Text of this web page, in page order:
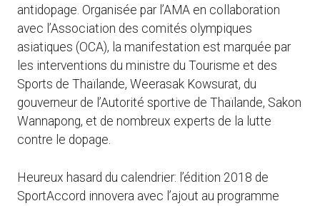
antidopage. Organisée par l’AMA en collaboration
avec l’Association des comités olympiques
asiatiques (OCA), la manifestation est marquée par
les interventions du ministre du Tourisme et des
Sports de Thaïlande, Weerasak Kowsurat, du
gouverneur de l’Autorité sportive de Thaïlande, Sakon
Wannapong, et de nombreux experts de la lutte
contre le dopage.
Heureux hasard du calendrier: l’édition 2018 de
SportAccord innovera avec l’ajout au programme